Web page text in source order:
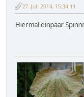
27. Juli 2014, 15:34:11
Hiermal einpaar